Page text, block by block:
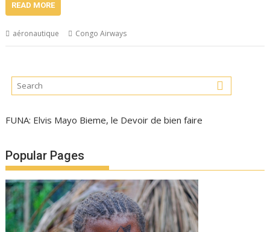
READ MORE
aéronautique Congo Airways
FUNA: Elvis Mayo Bieme, le Devoir de bien faire
Popular Pages